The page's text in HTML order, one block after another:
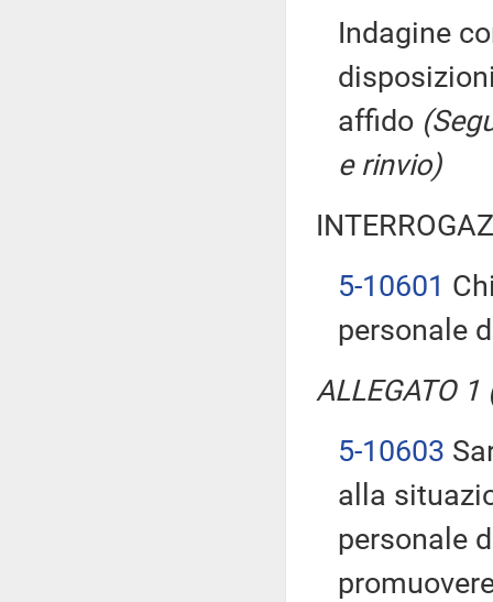
Indagine
affido
e rinvio)
5-10601
personale
ALLEGATO
5-10603
alla
personale